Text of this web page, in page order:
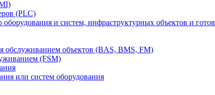
(PLC)
и систем, инфраструктурных объектов и
обслуживанием объектов (BAS, BMS, FM)
(FSM)
или систем оборудования